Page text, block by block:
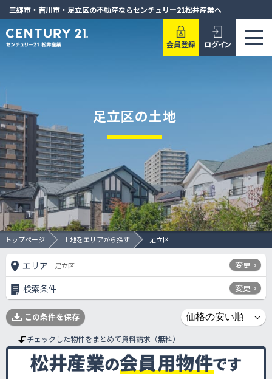
三郷市・吉川市・足立区の不動産ならセンチュリー21松井産業へ
会員登録 ログイン
トップページ 土地をエリアから探す 足立区
足立区の土地
エリア 足立区 変更
検索条件 変更
この条件を保存
チェックした物件をまとめて資料請求（無料）